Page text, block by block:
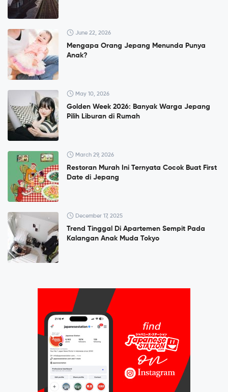
June 22, 2026
Mengapa Orang Jepang Menunda Punya
Anak?
May 10, 2026
Golden Week 2026: Banyak Warga Jepang
Pilih Liburan di Rumah
March 29, 2026
Restoran Murah Ini Ternyata Cocok Buat First
Date di Jepang
December 17, 2025
Trend Tinggal Di Apartemen Sempit Pada
Kalangan Anak Muda Tokyo